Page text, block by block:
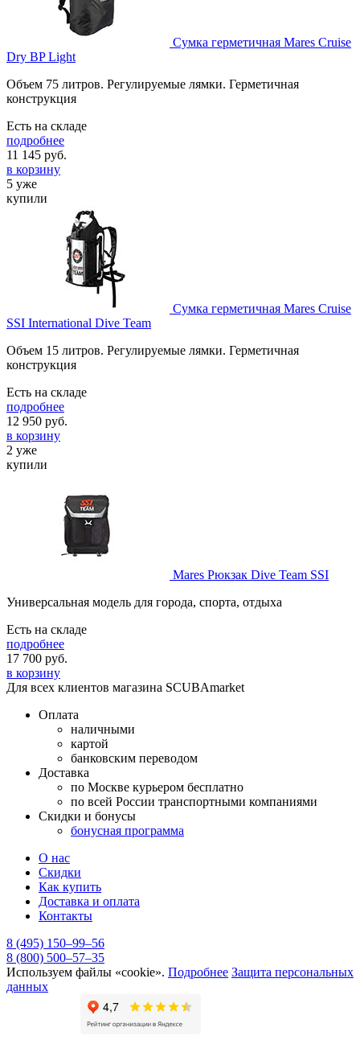
Сумка герметичная Mares Cruise
Dry BP Light
Объем 75 литров. Регулируемые лямки. Герметичная
конструкция
Есть на складе
подробнее
11 145 руб.
в корзину
5 уже
купили
Сумка герметичная Mares Cruise
SSI International Dive Team
Объем 15 литров. Регулируемые лямки. Герметичная
конструкция
Есть на складе
подробнее
12 950 руб.
в корзину
2 уже
купили
Mares Рюкзак Dive Team SSI
Универсальная модель для города, спорта, отдыха
Есть на складе
подробнее
17 700 руб.
в корзину
Для всех клиентов магазина SCUBAmarket
Оплата
наличными
картой
банковским переводом
Доставка
по Москве курьером бесплатно
по всей России транспортными компаниями
Скидки и бонусы
бонусная программа
О нас
Скидки
Как купить
Доставка и оплата
Контакты
8 (495) 150–99–56
8 (800) 500–57–35
Используем файлы «cookie». Подробнее Защита персональных
данных